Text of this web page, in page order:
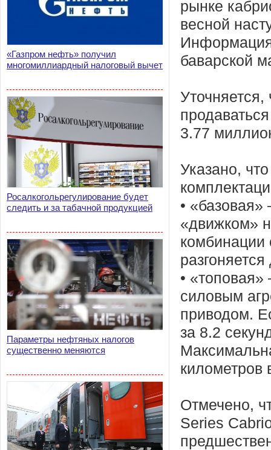
«Газпром нефть» получил
многомиллиардный налоговый вычет
Росалкогольрегулирование будет
следить и за табачной продукцией
Параметры нефтяных налогов
существенно меняются
рынке
весной
баварской
3.77
Указано,
•
«движком»
комбинации
•
силовым
приводом.
за 8.2
километров
Отмечено,
Series